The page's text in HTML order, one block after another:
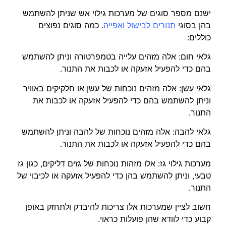
ישנם מספר סוגים של מערכות גילוי אש שניתן להשתמש
בהן בסוגי תנורים לבישול ואפייה. כמה סוגים נפוצים
כוללים:
גלאי חום: אלה מזהים עלייה בטמפרטורה וניתן להשתמש
בהם כדי להפעיל אזעקה או לכבות את התנור.
גלאי עשן: אלה מזהים נוכחות של עשן או חלקיקים באוויר
וניתן להשתמש בהם כדי להפעיל אזעקה או לכבות את
התנור.
גלאי להבה: אלה מזהים נוכחות של להבה וניתן להשתמש
בהם כדי להפעיל אזעקה או לכבות את התנור.
מערכות גילוי גז: אלו מזהות נוכחות של גזים דליקים, כגון גז
טבעי, וניתן להשתמש בהן כדי להפעיל אזעקה או לכיבוי של
התנור.
חשוב לציין שמערכות אלו צריכות להיבדק ולתחזק באופן
קבוע כדי לוודא שהן פועלות כראוי.